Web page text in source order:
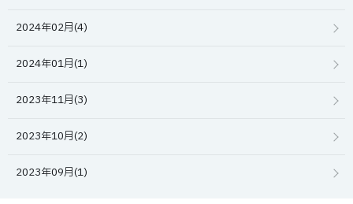
2024年02月(4)
2024年01月(1)
2023年11月(3)
2023年10月(2)
2023年09月(1)